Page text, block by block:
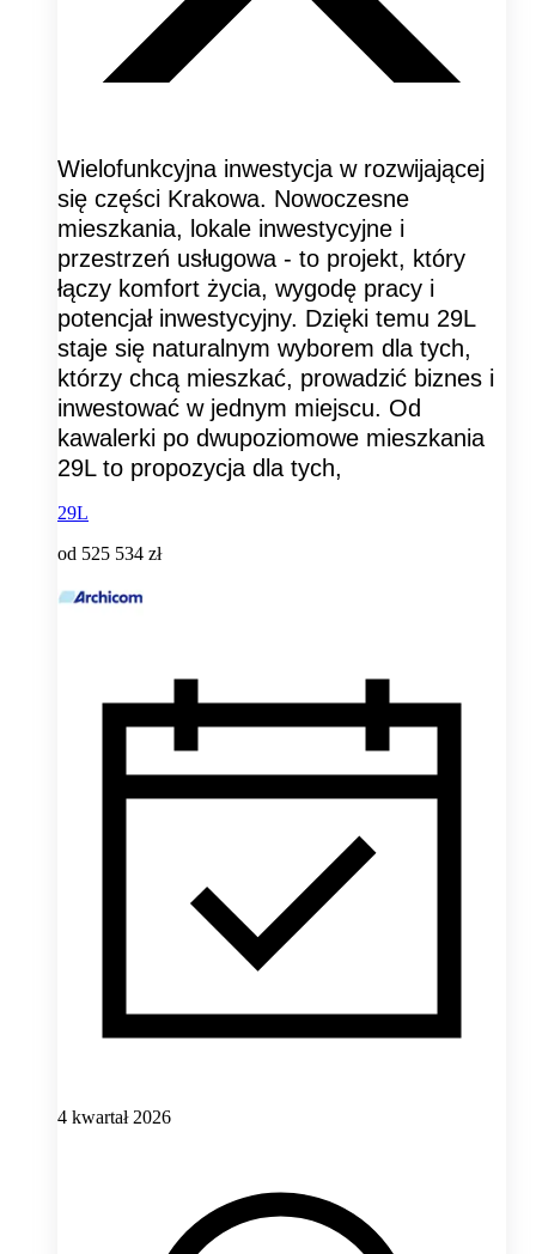
Wielofunkcyjna inwestycja w rozwijającej
się części Krakowa. Nowoczesne
mieszkania, lokale inwestycyjne i
przestrzeń usługowa - to projekt, który
łączy komfort życia, wygodę pracy i
potencjał inwestycyjny. Dzięki temu 29L
staje się naturalnym wyborem dla tych,
którzy chcą mieszkać, prowadzić biznes i
inwestować w jednym miejscu. Od
kawalerki po dwupoziomowe mieszkania
29L to propozycja dla tych,
29L
od 525 534 zł
4 kwartał 2026